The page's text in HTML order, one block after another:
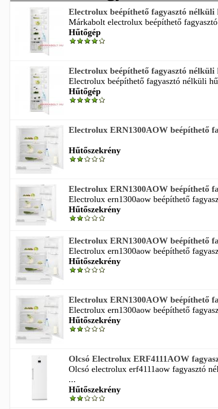
Electrolux beépíthető fagyasztó nélküli
Márkabolt electrolux beépíthető
Hűtőgép
Electrolux beépíthető fagyasztó nélküli
Electrolux beépíthető fagyasztó nélküli
Hűtőgép
Electrolux ERN1300AOW beépíthető
Hűtőszekrény
Electrolux ERN1300AOW beépíthető
Electrolux ern1300aow beépíthető
Hűtőszekrény
Electrolux ERN1300AOW beépíthető
Electrolux ern1300aow beépíthető
Hűtőszekrény
Electrolux ERN1300AOW beépíthető
Electrolux ern1300aow beépíthető
Hűtőszekrény
Olcsó Electrolux ERF4111AOW
Olcsó electrolux erf4111aow fagyasztó
...
Hűtőszekrény